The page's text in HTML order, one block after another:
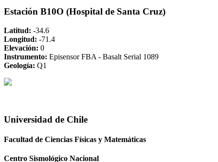
Estación B10O (Hospital de Santa Cruz)
Latitud: -34.6
Longitud: -71.4
Elevación: 0
Instrumento: Episensor FBA - Basalt Serial 1089
Geología: Q1
Universidad de Chile
Facultad de Ciencias Físicas y Matemáticas
Centro Sismológico Nacional